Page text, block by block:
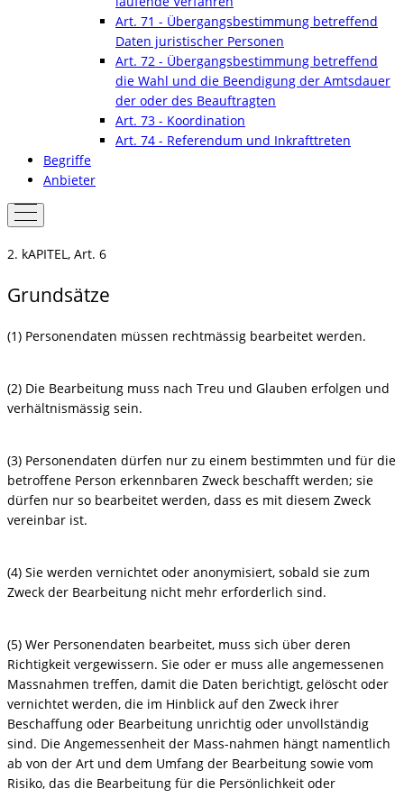
Art. 71 - Übergangsbestimmung betreffend
Daten juristischer Personen
Art. 72 - Übergangsbestimmung betreffend
die Wahl und die Beendigung der Amtsdauer
der oder des Beauftragten
Art. 73 - Koordination
Art. 74 - Referendum und Inkrafttreten
Begriffe
Anbieter
2. kAPITEL, Art. 6
Grundsätze
(1) Personendaten müssen rechtmässig bearbeitet werden.
(2) Die Bearbeitung muss nach Treu und Glauben erfolgen und
verhältnismässig sein.
(3) Personendaten dürfen nur zu einem bestimmten und für die
betroffene Person erkennbaren Zweck beschafft werden; sie
dürfen nur so bearbeitet werden, dass es mit diesem Zweck
vereinbar ist.
(4) Sie werden vernichtet oder anonymisiert, sobald sie zum
Zweck der Bearbeitung nicht mehr erforderlich sind.
(5) Wer Personendaten bearbeitet, muss sich über deren
Richtigkeit vergewissern. Sie oder er muss alle angemessenen
Massnahmen treffen, damit die Daten berichtigt, gelöscht oder
vernichtet werden, die im Hinblick auf den Zweck ihrer
Beschaffung oder Bearbeitung unrichtig oder unvollständig
sind. Die Angemessenheit der Mass-nahmen hängt namentlich
ab von der Art und dem Umfang der Bearbeitung sowie vom
Risiko, das die Bearbeitung für die Persönlichkeit oder